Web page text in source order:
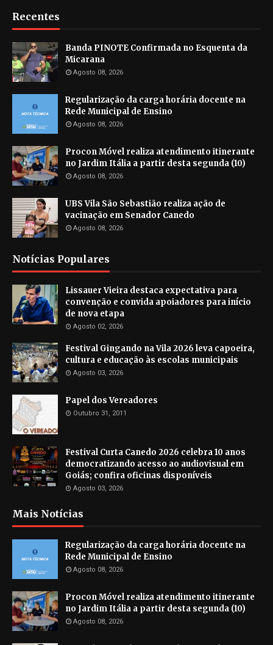
Recentes
Banda PINOTE Confirmada no Esquenta da
Micarana
Agosto 08, 2026
Regularização da carga horária docente na
Rede Municipal de Ensino
Agosto 08, 2026
Procon Móvel realiza atendimento itinerante
no Jardim Itália a partir desta segunda (10)
Agosto 08, 2026
UBS Vila São Sebastião realiza ação de
vacinação em Senador Canedo
Agosto 08, 2026
Notícias Populares
Lissauer Vieira destaca expectativa para
convenção e convida apoiadores para início
de nova etapa
Agosto 02, 2026
Festival Gingando na Vila 2026 leva capoeira,
cultura e educação às escolas municipais
Agosto 03, 2026
Papel dos Vereadores
Outubro 31, 2011
Festival Curta Canedo 2026 celebra 10 anos
democratizando acesso ao audiovisual em
Goiás; confira oficinas disponíveis
Agosto 03, 2026
Mais Notícias
Regularização da carga horária docente na
Rede Municipal de Ensino
Agosto 08, 2026
Procon Móvel realiza atendimento itinerante
no Jardim Itália a partir desta segunda (10)
Agosto 08, 2026